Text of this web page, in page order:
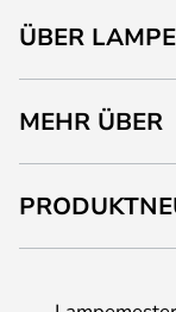
ÜBER
MEHR ÜBER